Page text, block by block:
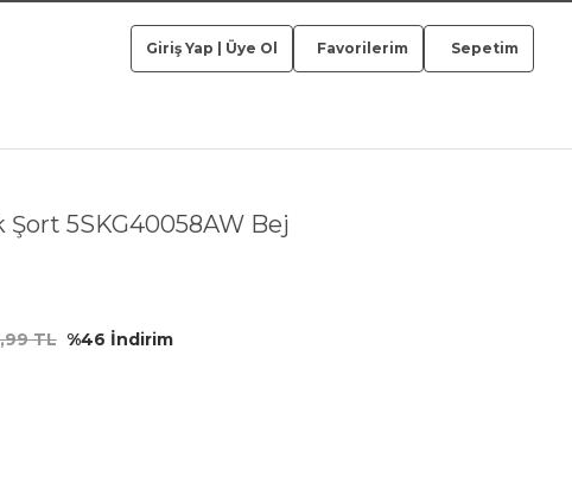
Giriş Yap Üye Ol Favorilerim Sepetim
Şort 5SKG40058AW Bej
TL %46 İndirim